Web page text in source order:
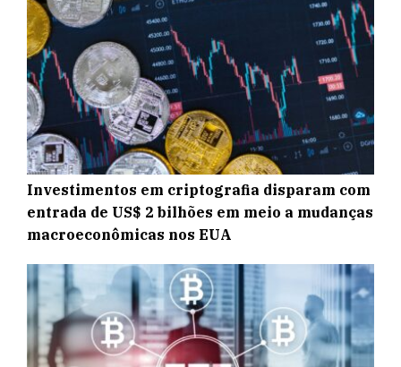
Investimentos em criptografia disparam com
entrada de US$ 2 bilhões em meio a mudanças
macroeconômicas nos EUA